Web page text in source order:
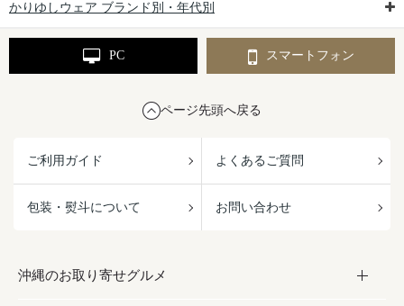
かりゆしウェア ブランド別・年代別
PC スマートフォン
ページ先頭へ戻る
ご利用ガイド よくあるご質問
包装・熨斗について お問い合わせ
沖縄のお取り寄せグルメ